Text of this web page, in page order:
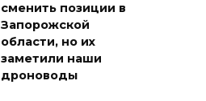
сменить позиции в
Запорожской
области, но их
заметили наши
дроноводы